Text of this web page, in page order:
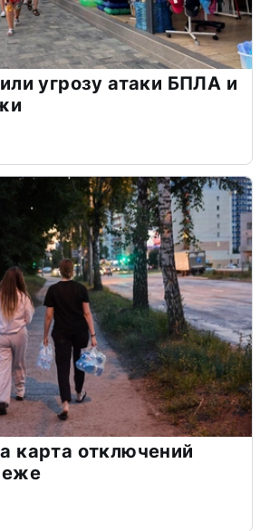
угрозу атаки БПЛА и
карта отключений